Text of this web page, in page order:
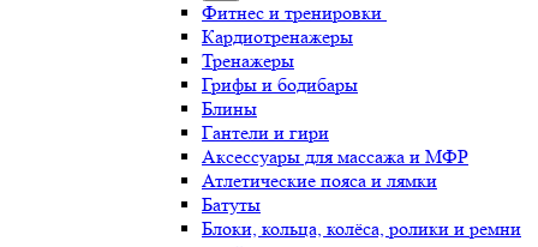
Фитнес и тренировки
Кардиотренажеры
Тренажеры
Грифы и бодибары
Блины
Гантели и гири
Аксессуары для массажа и МФР
Атлетические пояса и лямки
Батуты
Блоки, кольца, колёса, ролики и ремни